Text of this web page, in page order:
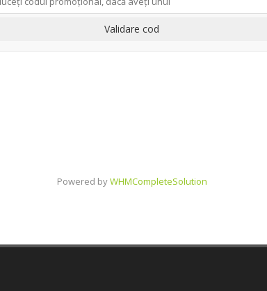
Validare cod
Powered byWHMCompleteSolution